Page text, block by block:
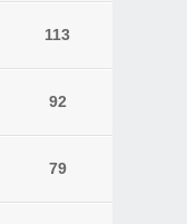
113
92
79